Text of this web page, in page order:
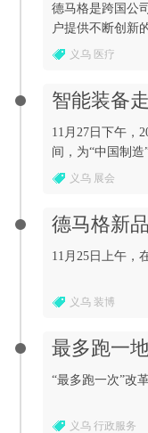
德马格是跨国公
户提供不断创新
义乌 医疗
智能装备
11月27日下午，
间，为“中国制造
义乌 展会
德马格新
11月25日上午，
义乌 装博
最多跑一
“最多跑一次”改
义乌 行政服务